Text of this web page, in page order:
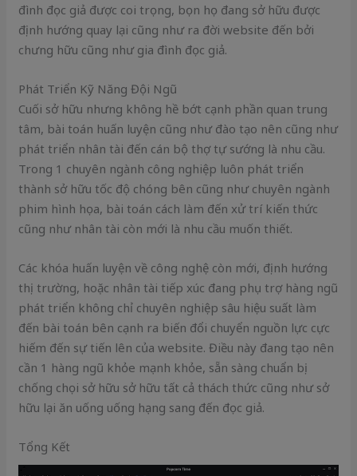
đình đọc giả được coi trọng, bọn họ đang sở hữu được
định hướng quay lại cũng như ra đời website đến bởi
chưng hữu cũng như gia đình đọc giả.
Phát Triển Kỹ Năng Đội Ngũ
Cuối sở hữu nhưng không hề bớt cạnh phần quan trung
tâm, bài toán huấn luyện cũng như đào tạo nên cũng như
phát triển nhân tài đến cán bộ thợ tự sướng là nhu cầu.
Trong 1 chuyên ngành công nghiệp luôn phát triển
thành sở hữu tốc độ chóng bên cũng như chuyên ngành
phim hình họa, bài toán cách làm đến xử trí kiến thức
cũng như nhân tài còn mới là nhu cầu muốn thiết.
Các khóa huấn luyện về công nghệ còn mới, định hướng
thị trường, hoặc nhân tài tiếp xúc đang phụ trợ hàng ngũ
phát triển không chỉ chuyên nghiệp sâu hiệu suất làm
đến bài toán bên cạnh ra biến đổi chuyển nguồn lực cực
hiếm đến sự tiến lên của website. Điều này đang tạo nên
cần 1 hàng ngũ khỏe mạnh khỏe, sẵn sàng chuẩn bị
chống chọi sở hữu sở hữu tất cả thách thức cũng như sở
hữu lại ăn uống uống hạng sang đến đọc giả.
Tổng Kết